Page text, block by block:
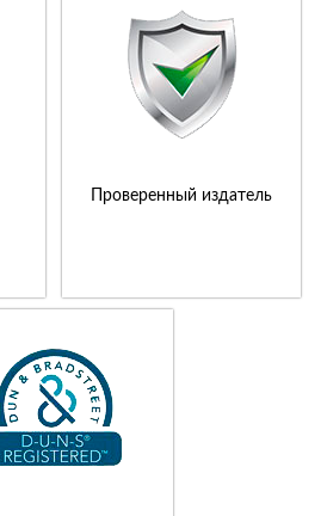
Проверенный издатель